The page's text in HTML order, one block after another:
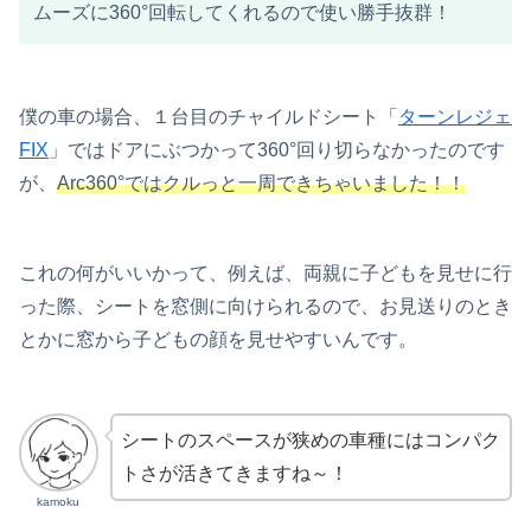
ムーズに360°回転してくれるので使い勝手抜群！
僕の車の場合、１台目のチャイルドシート「 ターンレジェ
FIX 」ではドアにぶつかって360°回り切らなかったのです
が、 Arc360°ではクルっと一周できちゃいました！！
これの何がいいかって、例えば、両親に子どもを見せに行
った際、シートを窓側に向けられるので、お見送りのとき
とかに窓から子どもの顔を見せやすいんです。
kamoku
シートのスペースが狭めの車種にはコンパク
トさが活きてきますね～！